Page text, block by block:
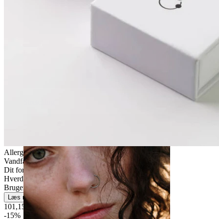
Allergivenlig
Vandfast
Dit for altid
Hverdagsbrug
Brugervenligt
Læs mere
101,15 kr119,00 kr
-15%